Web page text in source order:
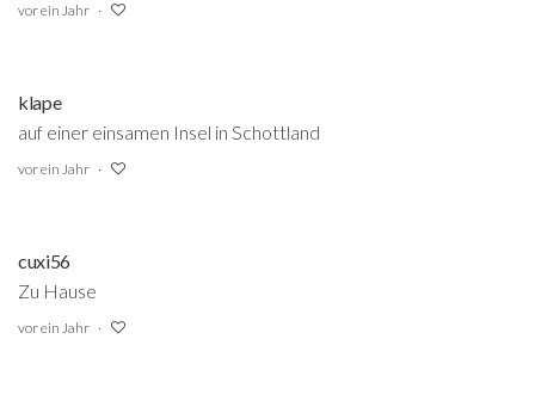
vor ein Jahr
klape
auf einer einsamen Insel in Schottland
vor ein Jahr
cuxi56
Zu Hause
vor ein Jahr